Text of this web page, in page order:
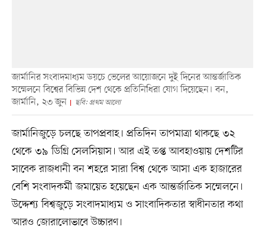
জার্মানির সংবাদমাধ্যম ডয়চে ভেলের আয়োজনে দুই দিনের আন্তর্জাতিক
সম্মেলনে বিশ্বের বিভিন্ন দেশ থেকে প্রতিনিধিরা যোগ দিয়েছেন। বন,
জার্মানি, ২৩ জুন
ছবি: প্রথম আলো
জার্মানিজুড়ে চলছে তাপপ্রবাহ। প্রতিদিন তাপমাত্রা থাকছে ৩২
থেকে ৩৯ ডিগ্রি সেলসিয়াস। আর এই তপ্ত আবহাওয়ায় দেশটির
সাবেক রাজধানী বন শহরে সারা বিশ্ব থেকে আসা এক হাজারের
বেশি সংবাদকর্মী জমায়েত হয়েছেন এক আন্তর্জাতিক সম্মেলনে।
উদ্দেশ্য বিশ্বজুড়ে সংবাদমাধ্যম ও সাংবাদিকতার স্বাধীনতার কথা
আরও জোরালোভাবে উচ্চারণ।